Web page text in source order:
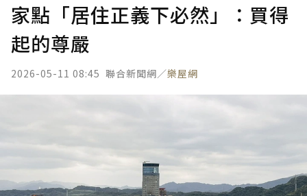
家點「居住正義下必然」：買得
起的尊嚴
2026-05-11 08:45 聯合新聞網／樂屋網